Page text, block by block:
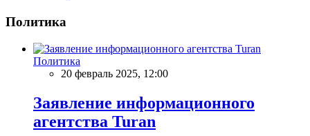
Политика
Политика
20 февраль 2025, 12:00
Заявление информационного
агентства Turan